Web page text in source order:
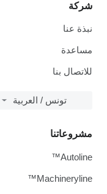
شركة
نبذة عنا
مساعدة
للاتصال بنا
تونس / العربية
مشروعاتنا
Autoline™
Machineryline™